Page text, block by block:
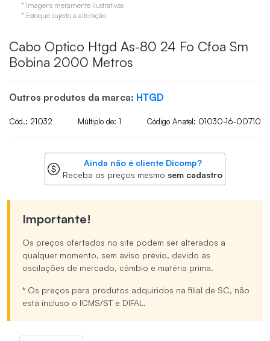
* Imagens meramente ilustrativas
* Estoque sujeito a alteração
Cabo Optico Htgd As-80 24 Fo Cfoa Sm
Bobina 2000 Metros
Outros produtos da marca: HTGD
Cód.: 21032 Múltiplo de: 1 Código Anatel: 01030-16-00710
Ainda não é cliente Dicomp?
Receba os preços mesmo sem cadastro
Importante!
Os preços ofertados no site podem ser alterados a
qualquer momento, sem aviso prévio, devido as
oscilações de mercado, câmbio e matéria prima.
* Os preços para produtos adquiridos na filial de SC, não
está incluso o ICMS/ST e DIFAL.